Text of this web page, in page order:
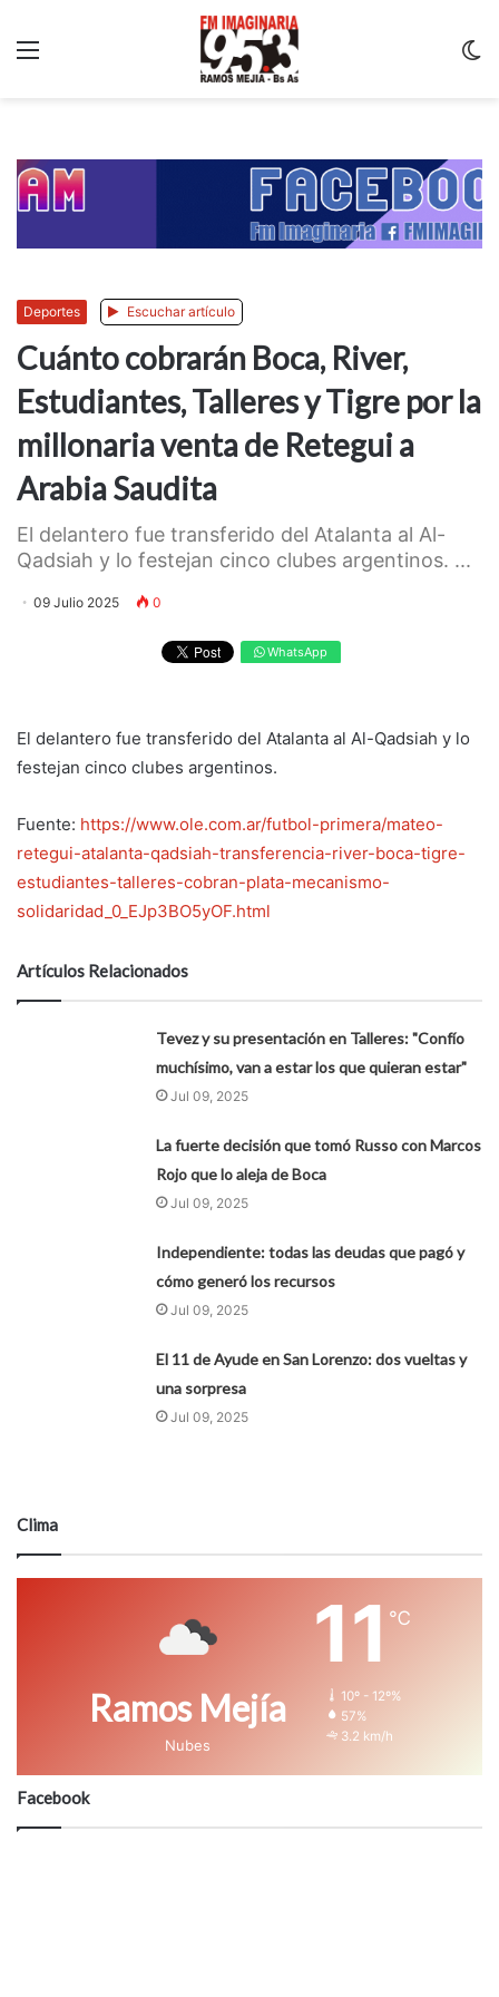
Deportes Escuchar artículo
Cuánto cobrarán Boca, River,
Estudiantes, Talleres y Tigre por la
millonaria venta de Retegui a
Arabia Saudita
El delantero fue transferido del Atalanta al Al-
Qadsiah y lo festejan cinco clubes argentinos. ...
09 Julio 2025 0
WhatsApp
El delantero fue transferido del Atalanta al Al-Qadsiah y lo
festejan cinco clubes argentinos.
Fuente: https://www.ole.com.ar/futbol-primera/mateo-
retegui-atalanta-qadsiah-transferencia-river-boca-tigre-
estudiantes-talleres-cobran-plata-mecanismo-
solidaridad_0_EJp3BO5yOF.html
Artículos Relacionados
Tevez y su presentación en Talleres: "Confío
muchísimo, van a estar los que quieran estar"
Jul 09, 2025
La fuerte decisión que tomó Russo con Marcos
Rojo que lo aleja de Boca
Jul 09, 2025
Independiente: todas las deudas que pagó y
cómo generó los recursos
Jul 09, 2025
El 11 de Ayude en San Lorenzo: dos vueltas y
una sorpresa
Jul 09, 2025
Clima
Ramos Mejía
Nubes
11 ℃
10º - 12º%
57%
3.2 km/h
Facebook